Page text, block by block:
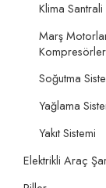
Klima Santrali
Marş
Soğutma
Yağlama
Yakıt Sistemi
Elektrikli Araç